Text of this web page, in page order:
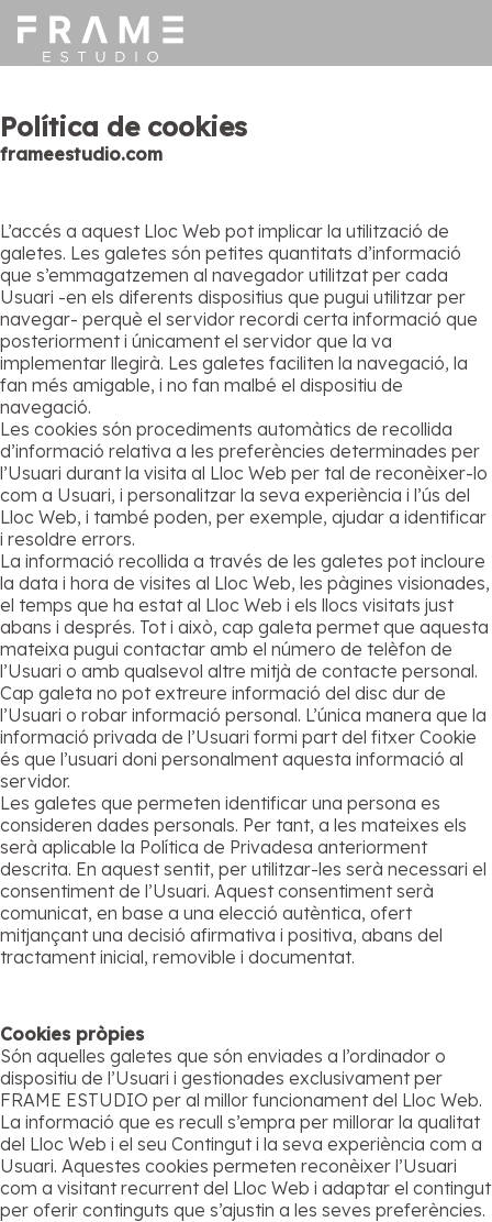
Política de cookies
frameestudio.com
L’accés a aquest Lloc Web pot implicar la utilització de
galetes. Les galetes són petites quantitats d’informació
que s’emmagatzemen al navegador utilitzat per cada
Usuari -en els diferents dispositius que pugui utilitzar per
navegar- perquè el servidor recordi certa informació que
posteriorment i únicament el servidor que la va
implementar llegirà. Les galetes faciliten la navegació, la
fan més amigable, i no fan malbé el dispositiu de
navegació.
Les cookies són procediments automàtics de recollida
d’informació relativa a les preferències determinades per
l’Usuari durant la visita al Lloc Web per tal de reconèixer-lo
com a Usuari, i personalitzar la seva experiència i l’ús del
Lloc Web, i també poden, per exemple, ajudar a identificar
i resoldre errors.
La informació recollida a través de les galetes pot incloure
la data i hora de visites al Lloc Web, les pàgines visionades,
el temps que ha estat al Lloc Web i els llocs visitats just
abans i després. Tot i això, cap galeta permet que aquesta
mateixa pugui contactar amb el número de telèfon de
l’Usuari o amb qualsevol altre mitjà de contacte personal.
Cap galeta no pot extreure informació del disc dur de
l’Usuari o robar informació personal. L’única manera que la
informació privada de l’Usuari formi part del fitxer Cookie
és que l’usuari doni personalment aquesta informació al
servidor.
Les galetes que permeten identificar una persona es
consideren dades personals. Per tant, a les mateixes els
serà aplicable la Política de Privadesa anteriorment
descrita. En aquest sentit, per utilitzar-les serà necessari el
consentiment de l’Usuari. Aquest consentiment serà
comunicat, en base a una elecció autèntica, ofert
mitjançant una decisió afirmativa i positiva, abans del
tractament inicial, removible i documentat.
Cookies pròpies
Són aquelles galetes que són enviades a l’ordinador o
dispositiu de l’Usuari i gestionades exclusivament per
FRAME ESTUDIO per al millor funcionament del Lloc Web.
La informació que es recull s’empra per millorar la qualitat
del Lloc Web i el seu Contingut i la seva experiència com a
Usuari. Aquestes cookies permeten reconèixer l’Usuari
com a visitant recurrent del Lloc Web i adaptar el contingut
per oferir continguts que s’ajustin a les seves preferències.